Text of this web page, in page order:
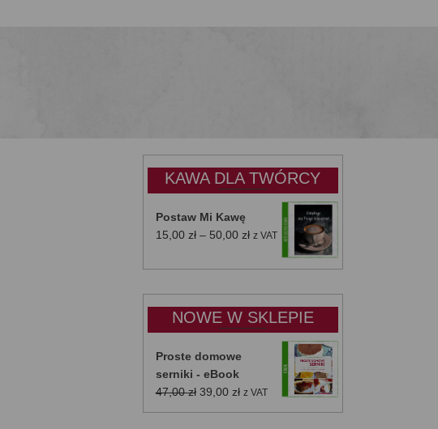
KAWA DLA TWÓRCY
Postaw Mi Kawę
15,00 zł – 50,00 złZakres
od
do
50,00 zł
z VAT
NOWE W SKLEPIE
Proste domowe
serniki - eBook
47,00zł Pierwotna
cena
39,00 złAktualna
cena
z VAT